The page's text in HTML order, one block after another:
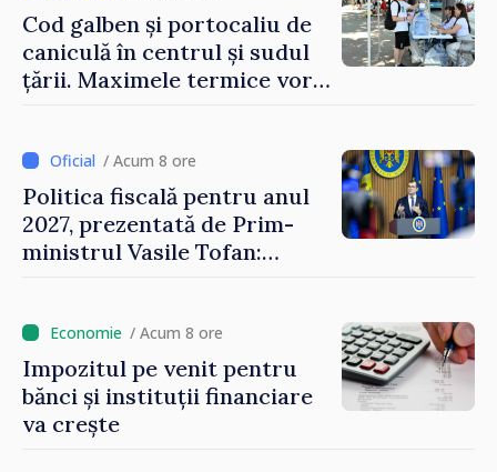
Cod galben și portocaliu de
caniculă în centrul și sudul
țării. Maximele termice vor
/ Acum 8 ore
Politica fiscală pentru anul
2027, prezentată de Prim-
ministrul Vasile Tofan:
taxare mai echitabilă
/ Acum 8 ore
Impozitul pe venit pentru
bănci și instituții financiare
va crește